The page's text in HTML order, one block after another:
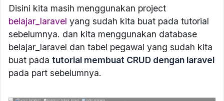
Disini kita masih menggunakan project
belajar_laravel yang sudah kita buat pada tutorial
sebelumnya. dan kita menggunakan database
belajar_laravel dan tabel pegawai yang sudah kita
buat pada tutorial membuat CRUD dengan laravel
pada part sebelumnya.